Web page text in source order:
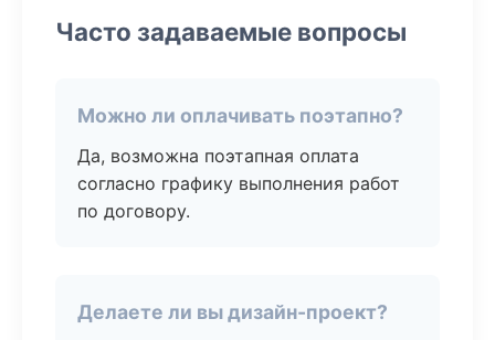
Часто задаваемые вопросы
Можно ли оплачивать поэтапно?
Да, возможна поэтапная оплата
согласно графику выполнения работ
по договору.
Делаете ли вы дизайн-проект?